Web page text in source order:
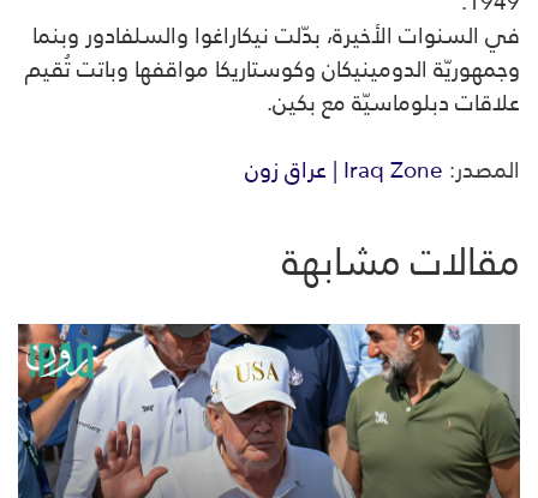
في السنوات الأخيرة، بدّلت نيكاراغوا والسلفادور وبنما
وجمهوريّة الدومينيكان وكوستاريكا مواقفها وباتت تُقيم
علاقات دبلوماسيّة مع بكين.
المصدر:Iraq Zone | عراق زون
مقالات مشابهة